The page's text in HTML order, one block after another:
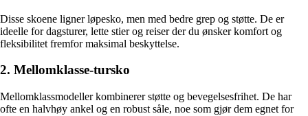
Disse skoene ligner løpesko, men med bedre grep og støtte. De er
ideelle for dagsturer, lette stier og reiser der du ønsker komfort og
fleksibilitet fremfor maksimal beskyttelse.
2. Mellomklasse-tursko
Mellomklassmodeller kombinerer støtte og bevegelsesfrihet. De har
ofte en halvhøy ankel og en robust såle, noe som gjør dem egnet for